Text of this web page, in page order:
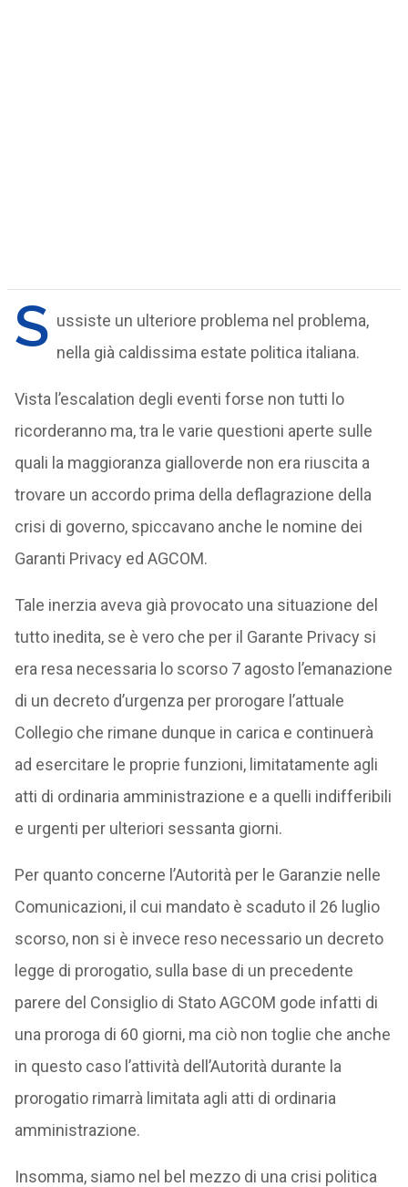
S ussiste un ulteriore problema nel problema,
nella già caldissima estate politica italiana.
Vista l’escalation degli eventi forse non tutti lo
ricorderanno ma, tra le varie questioni aperte sulle
quali la maggioranza gialloverde non era riuscita a
trovare un accordo prima della deflagrazione della
crisi di governo, spiccavano anche le nomine dei
Garanti Privacy ed AGCOM.
Tale inerzia aveva già provocato una situazione del
tutto inedita, se è vero che per il Garante Privacy si
era resa necessaria lo scorso 7 agosto l’emanazione
di un decreto d’urgenza per prorogare l’attuale
Collegio che rimane dunque in carica e continuerà
ad esercitare le proprie funzioni, limitatamente agli
atti di ordinaria amministrazione e a quelli indifferibili
e urgenti per ulteriori sessanta giorni.
Per quanto concerne l’Autorità per le Garanzie nelle
Comunicazioni, il cui mandato è scaduto il 26 luglio
scorso, non si è invece reso necessario un decreto
legge di prorogatio, sulla base di un precedente
parere del Consiglio di Stato AGCOM gode infatti di
una proroga di 60 giorni, ma ciò non toglie che anche
in questo caso l’attività dell’Autorità durante la
prorogatio rimarrà limitata agli atti di ordinaria
amministrazione.
Insomma, siamo nel bel mezzo di una crisi politica